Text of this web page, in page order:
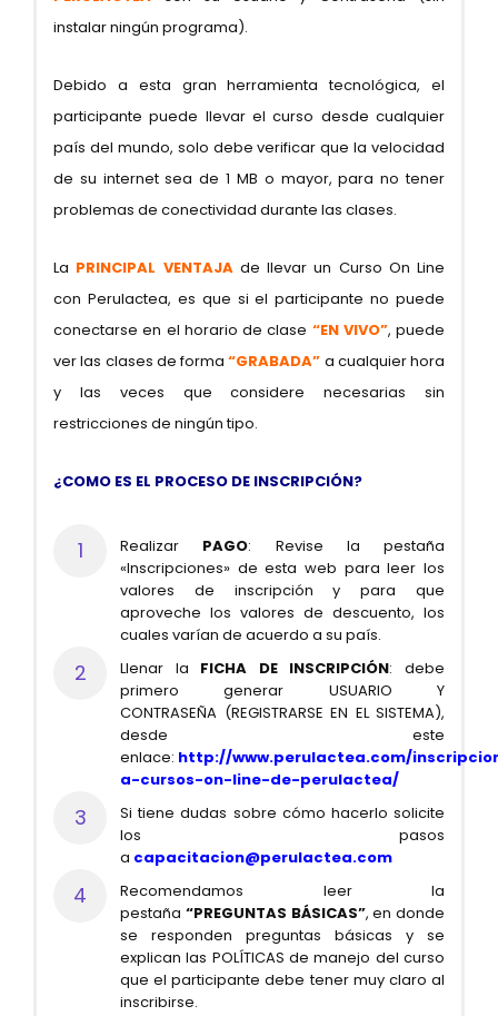
instalar ningún programa).
Debido a esta gran herramienta tecnológica, el
participante puede llevar el curso desde cualquier
país del mundo, solo debe verificar que la velocidad
de su internet sea de 1 MB o mayor, para no tener
problemas de conectividad durante las clases.
La PRINCIPAL VENTAJAde llevar un Curso On Line
con Perulactea, es que si el participante no puede
conectarse en el horario de clase “EN VIVO”, puede
ver las clases de forma“GRABADA” a cualquier hora
y las veces que considere necesarias sin
restricciones de ningún tipo.
¿COMO ES EL PROCESO DE INSCRIPCIÓN?
Realizar PAGO: Revise la pestaña
«Inscripciones» de esta web para leer los
valores de inscripción y para que
aproveche los valores de descuento, los
cuales varían de acuerdo a su país.
Llenar la FICHA DE INSCRIPCIÓN: debe
primero generar USUARIO Y
CONTRASEÑA (REGISTRARSE EN EL SISTEMA),
desde este
enlace: http://www.perulactea.com/
a-cursos-on-line-de-perulactea/
Si tiene dudas sobre cómo hacerlo solicite
los pasos
a capacitacion@perulactea.com
Recomendamos leer la
pestaña “PREGUNTAS BÁSICAS”, en donde
se responden preguntas básicas y se
explican las POLÍTICAS de manejo del curso
que el participante debe tener muy claro al
inscribirse.